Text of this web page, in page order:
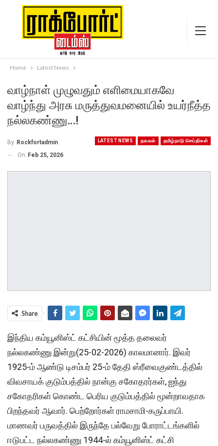
Home Latest News
வாழ்நாள் முழுவதும் எளிமையாகவே
வாழ்ந்து அரசு மருத்துவமனையில் உயர்நீத்த
நல்லகண்ணு…!
LATEST NEWS தகவல் தமிழ்நாடு செய்திகள்
By Rockfortadmin
On Feb 25, 2026
Share
இந்திய கம்யூனிஸ்ட் கட்சியின் மூத்த தலைவர்
நல்லகண்ணு இன்று(25-02-2026) காலமானார். இவர்
1925-ம் ஆண்டு டிசம்பர் 25-ம் தேதி ஸ்ரீவைகுண்டத்தில்
விவசாயக் குடும்பத்தில் நான்கு சகோதரர்கள், ஐந்து
சகோதரிகள் கொண்ட பெரிய குடும்பத்தில் மூன்றாவதாக
பிறந்தவர் ஆவார். பெற்றோர்கள் ராமசாமி-கருப்பாயி.
மாணவர் பருவத்தில் இருந்தே பல்வேறு போராட்டங்களில்
ஈடுபட்ட நல்லகண்ணு 1944-ல் கம்யூனிஸ்ட் கட்சி